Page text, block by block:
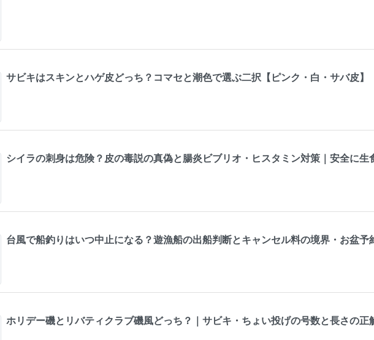
サビキはスキンとハゲ皮どっち？コマセと潮色で選ぶ二択【ピンク・白・サバ皮】
シイラの刺身は危険？皮の毒説の真偽と腸炎ビブリオ・ヒスタミン対策｜安全に生
台風で船釣りはいつ中止になる？遊漁船の出船判断とキャンセル料の境界・お盆
ホリデー磯とリバティクラブ磯風どっち？｜サビキ・ちょい投げの号数と長さの正